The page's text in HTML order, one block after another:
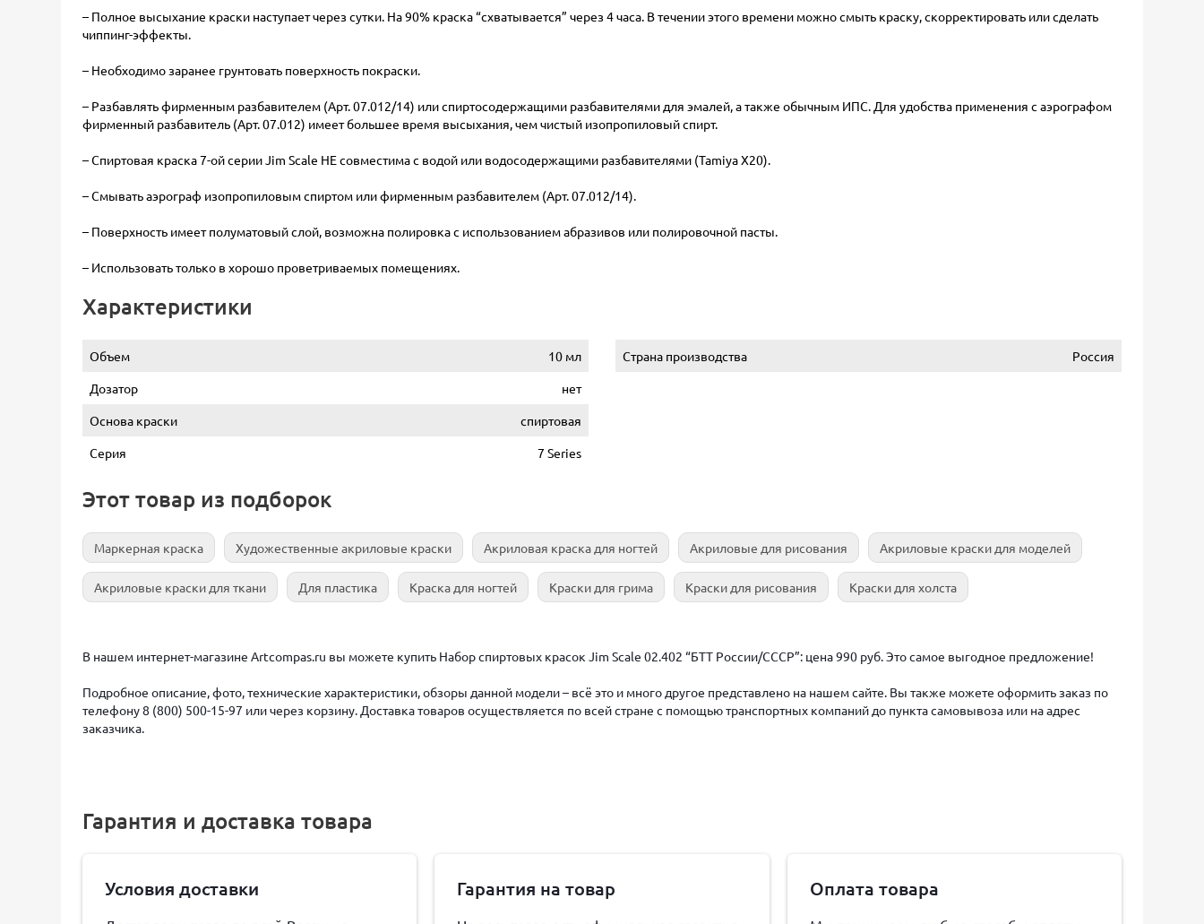
– Полное высыхание краски наступает через сутки. На 90% краска “схватывается” через 4 часа. В течении этого времени можно смыть краску, скорректировать или сделать
чиппинг-эффекты.
– Необходимо заранее грунтовать поверхность покраски.
– Разбавлять фирменным разбавителем (Арт. 07.012/14) или спиртосодержащими разбавителями для эмалей, а также обычным ИПС. Для удобства применения с аэрографом
фирменный разбавитель (Арт. 07.012) имеет большее время высыхания, чем чистый изопропиловый спирт.
– Спиртовая краска 7-ой серии Jim Scale НЕ совместима с водой или водосодержащими разбавителями (Tamiya X20).
– Смывать аэрограф изопропиловым спиртом или фирменным разбавителем (Арт. 07.012/14).
– Поверхность имеет полуматовый слой, возможна полировка с использованием абразивов или полировочной пасты.
– Использовать только в хорошо проветриваемых помещениях.
Характеристики
Объем
10 мл
Дозатор
нет
Основа краски
спиртовая
Серия
7 Series
Страна производства Россия
Этот товар из подборок
Маркерная краска Художественные акриловые краски Акриловая краска для ногтей Акриловые для рисования Акриловые краски для моделей
Акриловые краски для ткани Для пластика Краска для ногтей Краски для грима Краски для рисования Краски для холста
В нашем интернет-магазине Artcompas.ru вы можете купить Набор спиртовых красок Jim Scale 02.402 “БТТ России/СССР”: цена 990 руб. Это самое выгодное предложение!
Подробное описание, фото, технические характеристики, обзоры данной модели – всё это и много другое представлено на нашем сайте. Вы также можете оформить заказ по
телефону 8 (800) 500-15-97 или через корзину. Доставка товаров осуществляется по всей стране с помощью транспортных компаний до пункта самовывоза или на адрес
заказчика.
Гарантия и доставка товара
Условия доставки Гарантия на товар Оплата товара